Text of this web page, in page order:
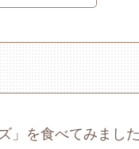
を食べてみました